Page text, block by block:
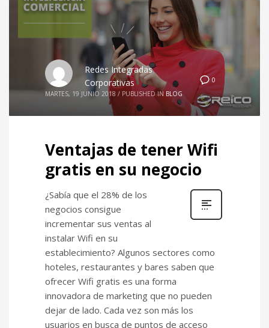
0
Redes Integradas
Corporativas
MARTES, 19 JUNIO 2018 / PUBLISHED IN BLOG
Ventajas de tener Wifi
gratis en su negocio
¿Sabía que el 28% de los
negocios consigue
incrementar sus ventas al
instalar Wifi en su
establecimiento? Algunos sectores como
hoteles, restaurantes y bares saben que
ofrecer Wifi gratis es una forma
innovadora de marketing que no pueden
dejar de lado. Cada vez son más los
usuarios en busca de puntos de acceso